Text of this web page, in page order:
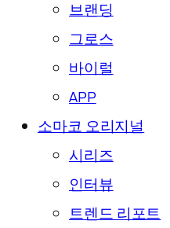
브랜딩
그로스
바이럴
APP
소마코 오리지널
시리즈
인터뷰
트렌드 리포트